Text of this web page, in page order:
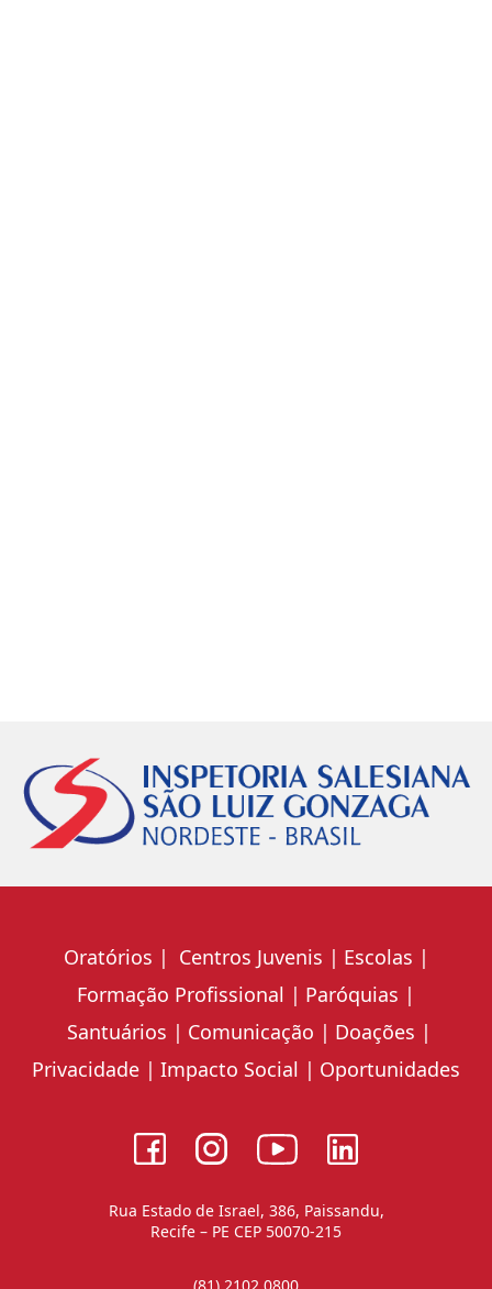
Oratórios Centros Juvenis
Escolas
Formação Profissional
Paróquias
Santuários
Comunicação
Doações
Privacidade
Impacto Social Oportunidades
Rua Estado de Israel, 386, Paissandu,
Recife – PE CEP 50070-215